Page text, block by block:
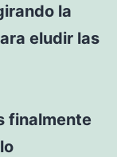
la
eludir las
finalmente